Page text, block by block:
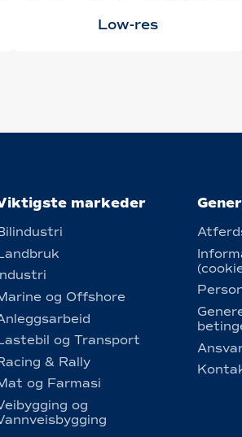
Low-res
markeder
Industri
og Offshore
og Transport
& Rally
og Farmasi
og